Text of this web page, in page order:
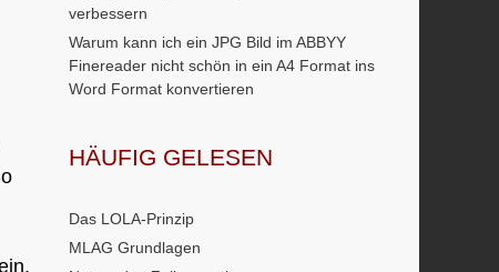
verbessern
Warum kann ich ein JPG Bild im ABBYY
Finereader nicht schön in ein A4 Format ins
Word Format konvertieren
HÄUFIG GELESEN
Das LOLA-Prinzip
MLAG Grundlagen